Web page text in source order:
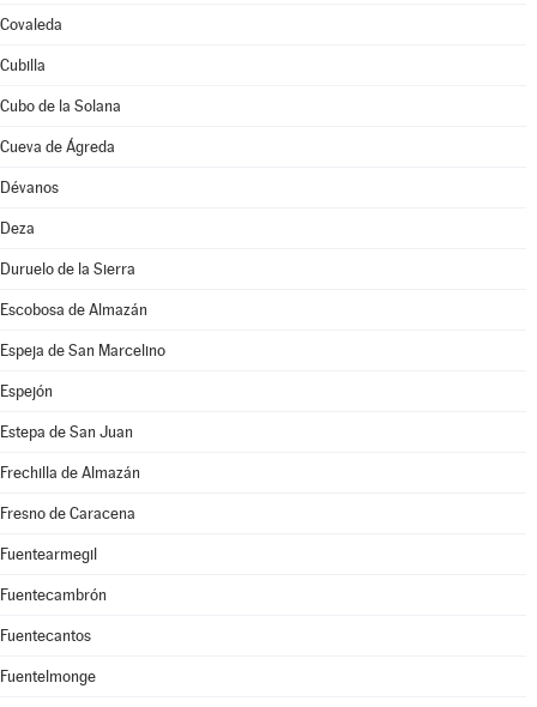
Covaleda
Cubilla
Cubo de la Solana
Cueva de Ágreda
Dévanos
Deza
Duruelo de la Sierra
Escobosa de Almazán
Espeja de San Marcelino
Espejón
Estepa de San Juan
Frechilla de Almazán
Fresno de Caracena
Fuentearmegil
Fuentecambrón
Fuentecantos
Fuentelmonge